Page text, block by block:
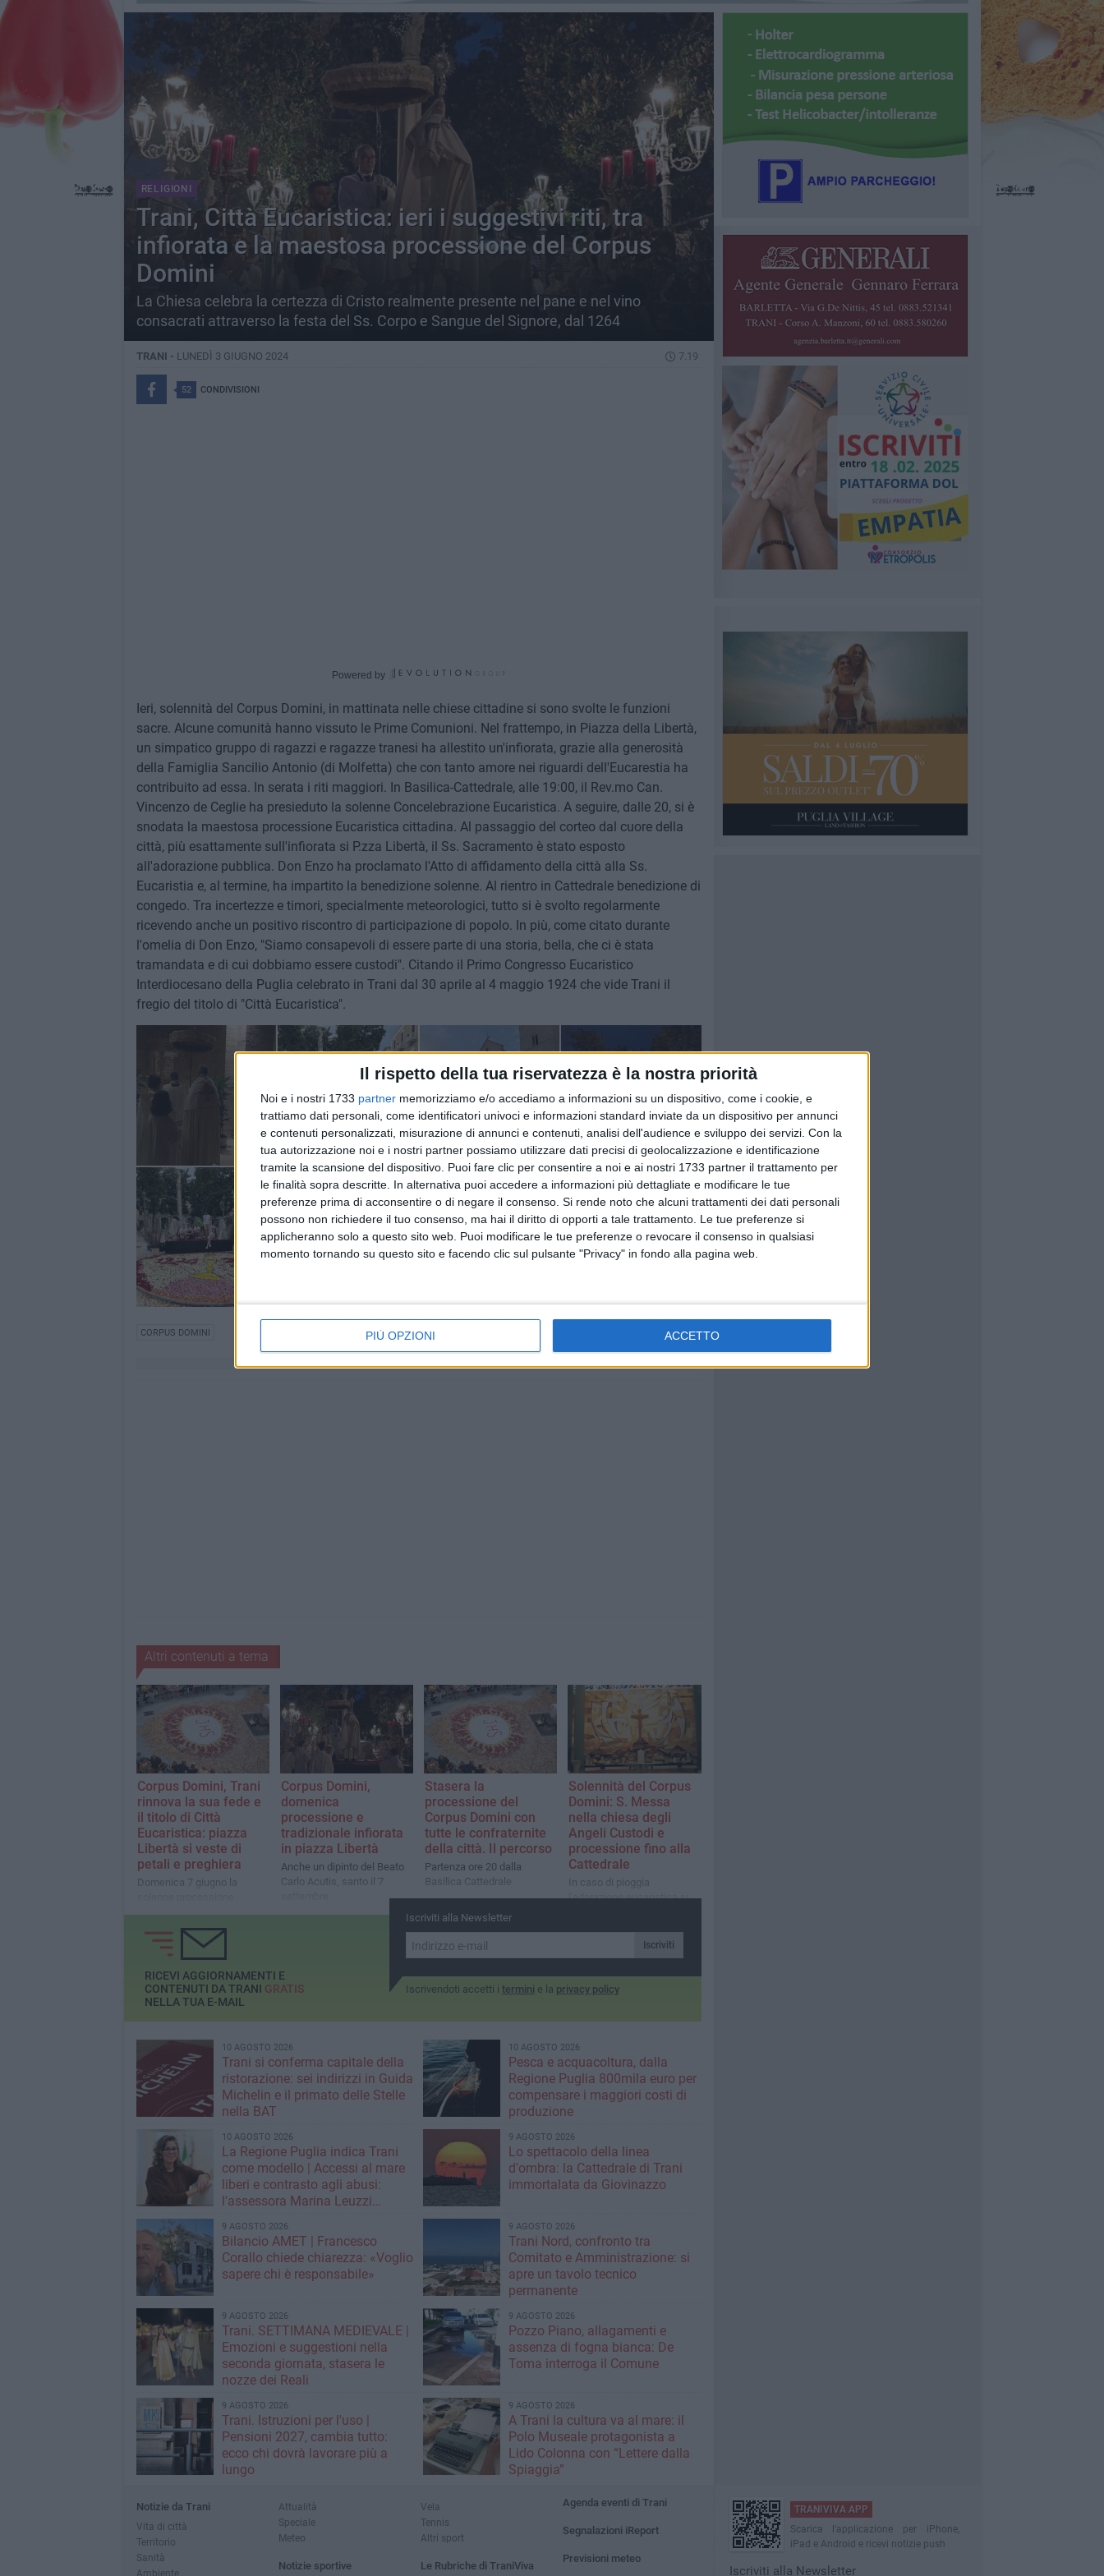
Il rispetto della tua riservatezza è la nostra priorità
Noi e i nostri 1733 partner memorizziamo e/o accediamo a informazioni su un dispositivo, come i cookie, e
trattiamo dati personali, come identificatori univoci e informazioni standard inviate da un dispositivo per annunci
e contenuti personalizzati, misurazione di annunci e contenuti, analisi dell'audience e sviluppo dei servizi. Con la
tua autorizzazione noi e i nostri partner possiamo utilizzare dati precisi di geolocalizzazione e identificazione
tramite la scansione del dispositivo. Puoi fare clic per consentire a noi e ai nostri 1733 partner il trattamento per
le finalità sopra descritte. In alternativa puoi accedere a informazioni più dettagliate e modificare le tue
preferenze prima di acconsentire o di negare il consenso. Si rende noto che alcuni trattamenti dei dati personali
possono non richiedere il tuo consenso, ma hai il diritto di opporti a tale trattamento. Le tue preferenze si
applicheranno solo a questo sito web. Puoi modificare le tue preferenze o revocare il consenso in qualsiasi
momento tornando su questo sito e facendo clic sul pulsante "Privacy" in fondo alla pagina web.
PIÙ OPZIONI ACCETTO
RELIGIONI
Trani, Città Eucaristica: ieri i suggestivi riti, tra
infiorata e la maestosa processione del Corpus
Domini
La Chiesa celebra la certezza di Cristo realmente presente nel pane e nel vino
consacrati attraverso la festa del Ss. Corpo e Sangue del Signore, dal 1264
TRANI - LUNEDÌ 3 GIUGNO 2024 7.19
52 CONDIVISIONI
Powered by
Ieri, solennità del Corpus Domini, in mattinata nelle chiese cittadine si sono svolte le funzioni
sacre. Alcune comunità hanno vissuto le Prime Comunioni. Nel frattempo, in Piazza della Libertà,
un simpatico gruppo di ragazzi e ragazze tranesi ha allestito un'infiorata, grazie alla generosità
della Famiglia Sancilio Antonio (di Molfetta) che con tanto amore nei riguardi dell'Eucarestia ha
contribuito ad essa. In serata i riti maggiori. In Basilica-Cattedrale, alle 19:00, il Rev.mo Can.
Vincenzo de Ceglie ha presieduto la solenne Concelebrazione Eucaristica. A seguire, dalle 20, si è
snodata la maestosa processione Eucaristica cittadina. Al passaggio del corteo dal cuore della
città, più esattamente sull'infiorata si P.zza Libertà, il Ss. Sacramento è stato esposto
all'adorazione pubblica. Don Enzo ha proclamato l'Atto di affidamento della città alla Ss.
Eucaristia e, al termine, ha impartito la benedizione solenne. Al rientro in Cattedrale benedizione di
congedo. Tra incertezze e timori, specialmente meteorologici, tutto si è svolto regolarmente
ricevendo anche un positivo riscontro di participazione di popolo. In più, come citato durante
l'omelia di Don Enzo, "Siamo consapevoli di essere parte di una storia, bella, che ci è stata
tramandata e di cui dobbiamo essere custodi". Citando il Primo Congresso Eucaristico
Interdiocesano della Puglia celebrato in Trani dal 30 aprile al 4 maggio 1924 che vide Trani il
fregio del titolo di "Città Eucaristica".
CORPUS DOMINI
Altri contenuti a tema
Corpus Domini, Trani
rinnova la sua fede e
il titolo di Città
Eucaristica: piazza
Libertà si veste di
petali e preghiera
Domenica 7 giugno la
eucaristica e la tradizionale
infiorata dedicata anche agli
800 anni dalla morte di San
Francesco d’Assisi
Corpus Domini,
domenica
processione e
tradizionale infiorata
in piazza Libertà
Anche un dipinto del Beato
Carlo Acutis, santo il 7
Stasera la
processione del
Corpus Domini con
tutte le confraternite
della città. Il percorso
Partenza ore 20 dalla
Basilica Cattedrale
Solennità del Corpus
Domini: S. Messa
nella chiesa degli
Angeli Custodi e
processione fino alla
Cattedrale
In caso di pioggia
l'adorazione eucaristica si
Iscriviti alla Newsletter
Iscriviti
Iscrivendoti accetti i termini e la privacy policy
RICEVI AGGIORNAMENTI E
CONTENUTI DA TRANI GRATIS
NELLA TUA E-MAIL
10 AGOSTO 2026
Trani si conferma capitale della
ristorazione: sei indirizzi in Guida
Michelin e il primato delle Stelle
nella BAT
10 AGOSTO 2026
Pesca e acquacoltura, dalla
Regione Puglia 800mila euro per
compensare i maggiori costi di
produzione
10 AGOSTO 2026
La Regione Puglia indica Trani
come modello | Accessi al mare
liberi e contrasto agli abusi:
l'assessora Marina Leuzzi
9 AGOSTO 2026
Lo spettacolo della linea
d'ombra: la Cattedrale di Trani
immortalata da Giovinazzo
9 AGOSTO 2026
Bilancio AMET | Francesco
Corallo chiede chiarezza: «Voglio
sapere chi è responsabile»
9 AGOSTO 2026
Trani Nord, confronto tra
Comitato e Amministrazione: si
apre un tavolo tecnico
permanente
9 AGOSTO 2026
Trani. SETTIMANA MEDIEVALE |
Emozioni e suggestioni nella
seconda giornata, stasera le
nozze dei Reali
9 AGOSTO 2026
Pozzo Piano, allagamenti e
assenza di fogna bianca: De
Toma interroga il Comune
9 AGOSTO 2026
Trani. Istruzioni per l'uso |
Pensioni 2027, cambia tutto:
ecco chi dovrà lavorare più a
lungo
9 AGOSTO 2026
A Trani la cultura va al mare: il
Polo Museale protagonista a
Lido Colonna con “Lettere dalla
Spiaggia”
Notizie da Trani
Vita di città
Territorio
Sanità
Ambiente
Attualità
Speciale
Meteo
Notizie sportive
Vela
Tennis
Altri sport
Le Rubriche di TraniViva
Agenda eventi di Trani
Segnalazioni iReport
Previsioni meteo
TRANIVIVA APP
Scarica l'applicazione per iPhone,
iPad e Android e ricevi notizie push
Iscriviti alla Newsletter